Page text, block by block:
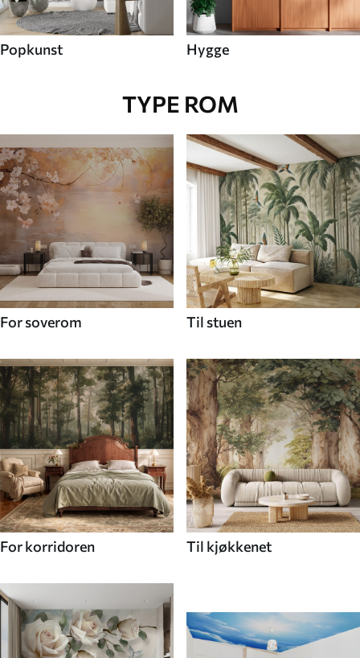
Popkunst Hygge
TYPE ROM
For soverom Til stuen
For korridoren Til kjøkkenet